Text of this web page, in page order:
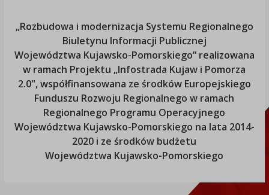
„Rozbudowa i modernizacja Systemu Regionalnego
Biuletynu Informacji Publicznej
Województwa Kujawsko-Pomorskiego” realizowana
w ramach Projektu „Infostrada Kujaw i Pomorza
2.0", współfinansowana ze środków Europejskiego
Funduszu Rozwoju Regionalnego w ramach
Regionalnego Programu Operacyjnego
Województwa Kujawsko-Pomorskiego na lata 2014-
2020 i ze środków budżetu
Województwa Kujawsko-Pomorskiego